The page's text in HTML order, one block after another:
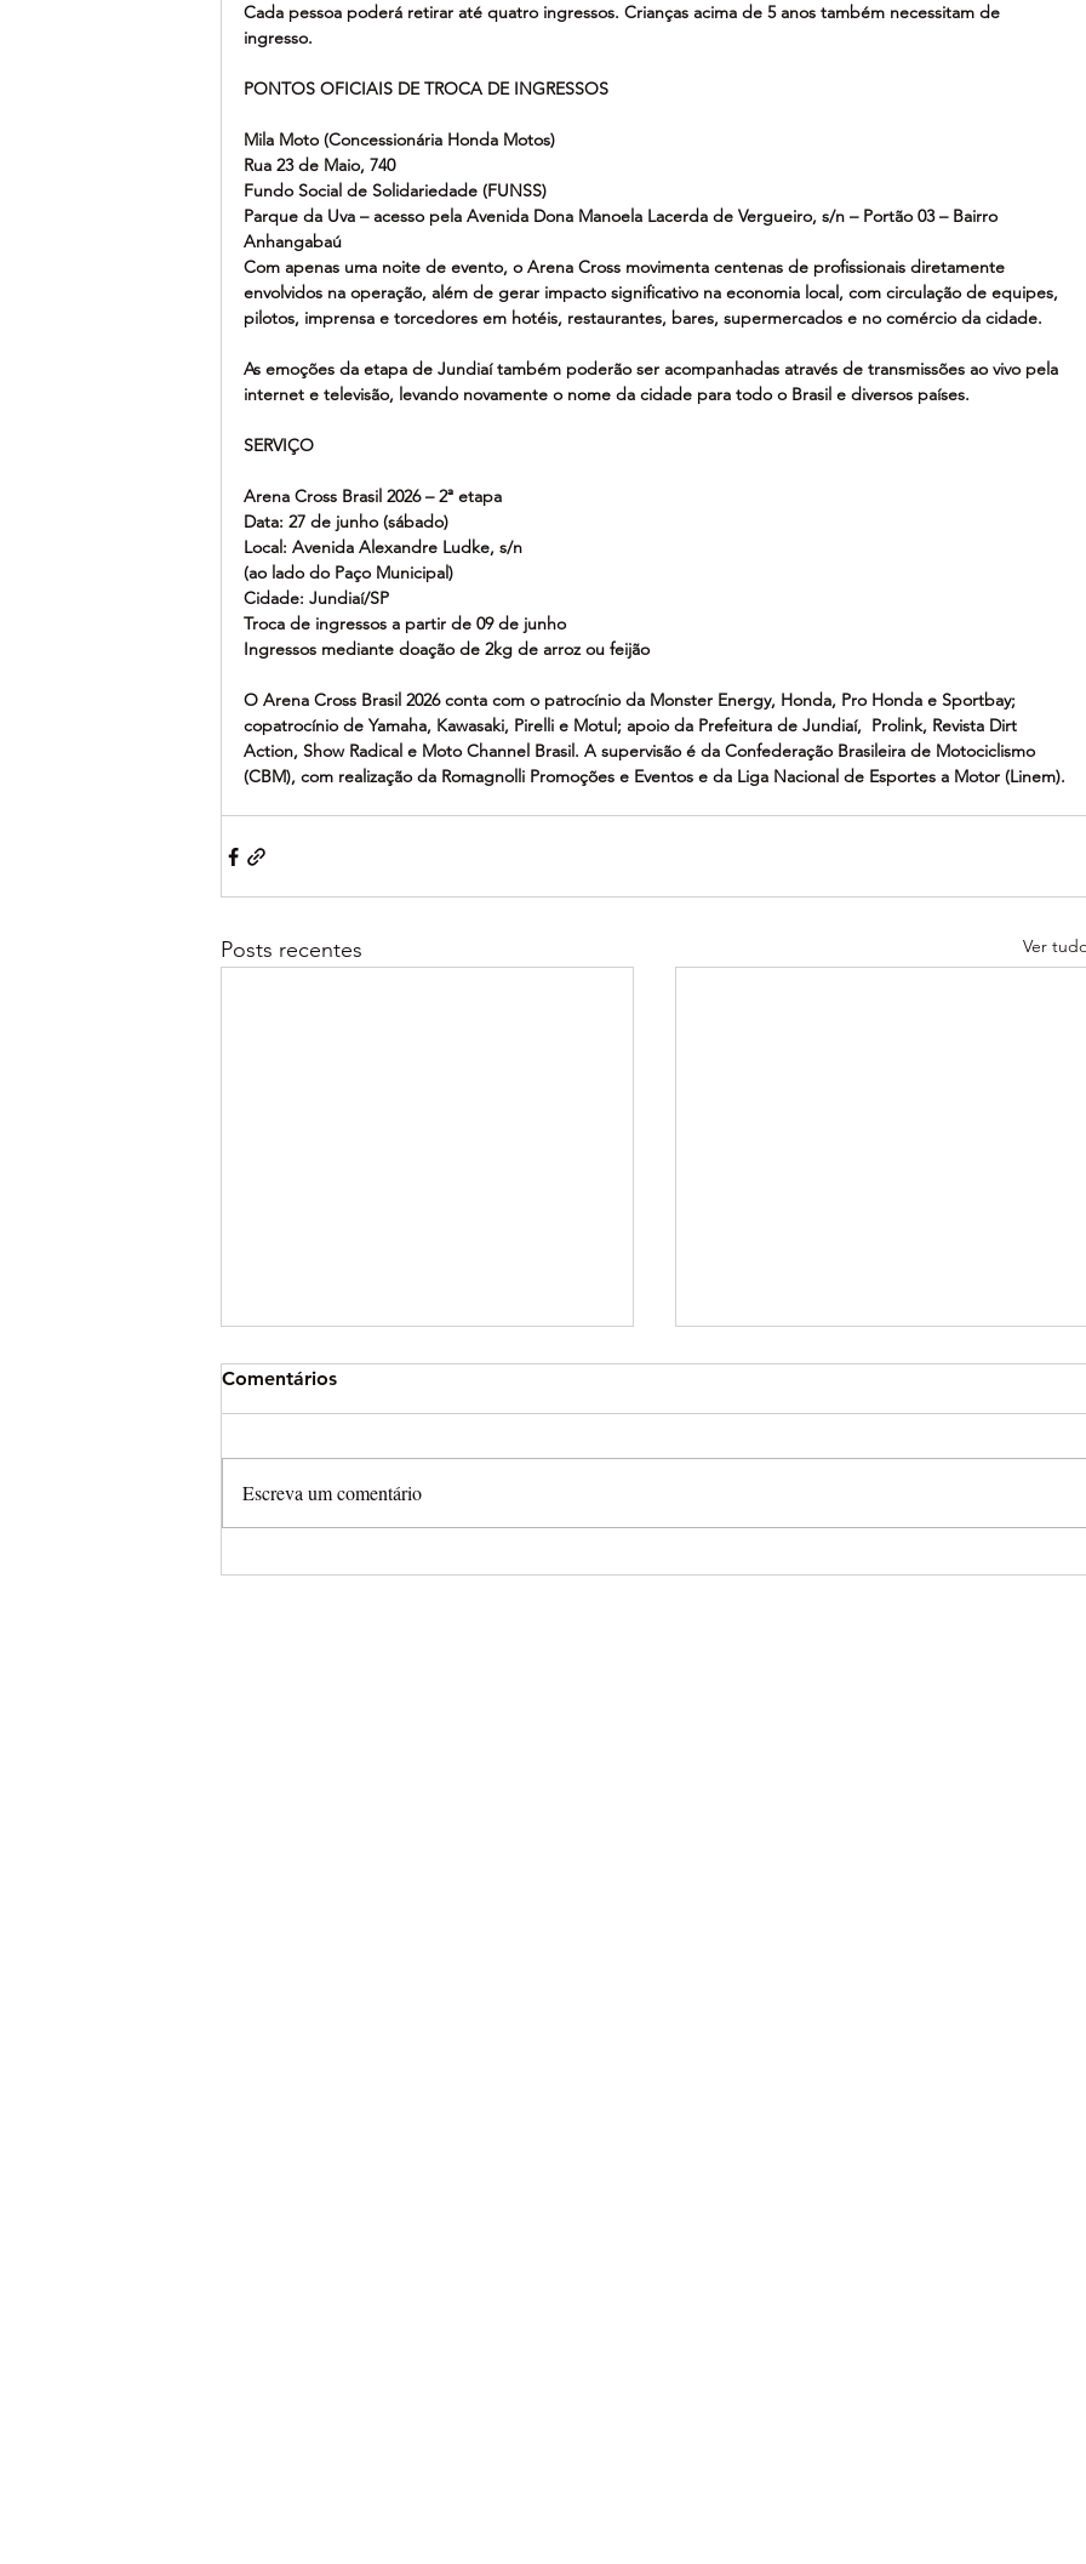
Cada pessoa poderá retirar até quatro ingressos. Crianças acima de 5 anos também necessitam de
ingresso.
PONTOS OFICIAIS DE TROCA DE INGRESSOS
Mila Moto (Concessionária Honda Motos)
Rua 23 de Maio, 740
Fundo Social de Solidariedade (FUNSS)
Parque da Uva – acesso pela Avenida Dona Manoela Lacerda de Vergueiro, s/n – Portão 03 – Bairro
Anhangabaú
Com apenas uma noite de evento, o Arena Cross movimenta centenas de profissionais diretamente
envolvidos na operação, além de gerar impacto significativo na economia local, com circulação de equipes,
pilotos, imprensa e torcedores em hotéis, restaurantes, bares, supermercados e no comércio da cidade.
As emoções da etapa de Jundiaí também poderão ser acompanhadas através de transmissões ao vivo pela
internet e televisão, levando novamente o nome da cidade para todo o Brasil e diversos países.
SERVIÇO
Arena Cross Brasil 2026 – 2ª etapa
Data: 27 de junho (sábado)
Local: Avenida Alexandre Ludke, s/n
(ao lado do Paço Municipal)
Cidade: Jundiaí/SP
Troca de ingressos a partir de 09 de junho
Ingressos mediante doação de 2kg de arroz ou feijão
O Arena Cross Brasil 2026 conta com o patrocínio da Monster Energy, Honda, Pro Honda e Sportbay;
copatrocínio de Yamaha, Kawasaki, Pirelli e Motul; apoio da Prefeitura de Jundiaí,  Prolink, Revista Dirt
Action, Show Radical e Moto Channel Brasil. A supervisão é da Confederação Brasileira de Motociclismo
(CBM), com realização da Romagnolli Promoções e Eventos e da Liga Nacional de Esportes a Motor (Linem).
Posts recentes Ver
Comentários
Escreva um comentário